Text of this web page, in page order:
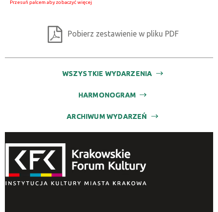
Organizator
Pobierz zestawienie w pliku PDF
WSZYSTKIE WYDARZENIA
HARMONOGRAM
ARCHIWUM WYDARZEŃ